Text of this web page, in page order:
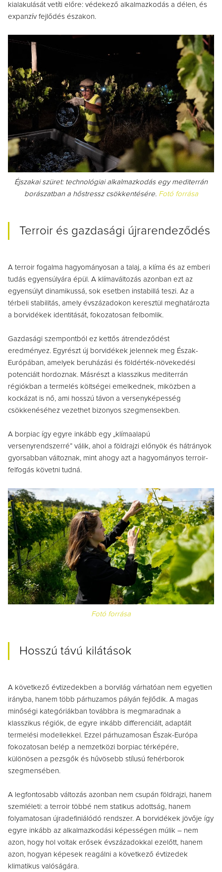
kialakulását vetíti előre: védekező alkalmazkodás a délen, és
expanzív fejlődés északon.
Éjszakai szüret: technológiai alkalmazkodás egy mediterrán
borászatban a hőstressz csökkentésére. Fotó forrása
Terroir és gazdasági újrarendeződés
A terroir fogalma hagyományosan a talaj, a klíma és az emberi
tudás egyensúlyára épül. A klímaváltozás azonban ezt az
egyensúlyt dinamikussá, sok esetben instabillá teszi. Az a
térbeli stabilitás, amely évszázadokon keresztül meghatározta
a borvidékek identitását, fokozatosan felbomlik.
Gazdasági szempontból ez kettős átrendeződést
eredményez. Egyrészt új borvidékek jelennek meg Észak-
Európában, amelyek beruházási és földérték-növekedési
potenciált hordoznak. Másrészt a klasszikus mediterrán
régiókban a termelés költségei emelkednek, miközben a
kockázat is nő, ami hosszú távon a versenyképesség
csökkenéséhez vezethet bizonyos szegmensekben.
A borpiac így egyre inkább egy „klímaalapú
versenyrendszerré” válik, ahol a földrajzi előnyök és hátrányok
gyorsabban változnak, mint ahogy azt a hagyományos terroir-
felfogás követni tudná.
Fotó forrása
Hosszú távú kilátások
A következő évtizedekben a borvilág várhatóan nem egyetlen
irányba, hanem több párhuzamos pályán fejlődik. A magas
minőségi kategóriákban továbbra is megmaradnak a
klasszikus régiók, de egyre inkább differenciált, adaptált
termelési modellekkel. Ezzel párhuzamosan Észak-Európa
fokozatosan belép a nemzetközi borpiac térképére,
különösen a pezsgők és hűvösebb stílusú fehérborok
szegmensében.
A legfontosabb változás azonban nem csupán földrajzi, hanem
szemléleti: a terroir többé nem statikus adottság, hanem
folyamatosan újradefiniálódó rendszer. A borvidékek jövője így
egyre inkább az alkalmazkodási képességen múlik – nem
azon, hogy hol voltak erősek évszázadokkal ezelőtt, hanem
azon, hogyan képesek reagálni a következő évtizedek
klimatikus valóságára.